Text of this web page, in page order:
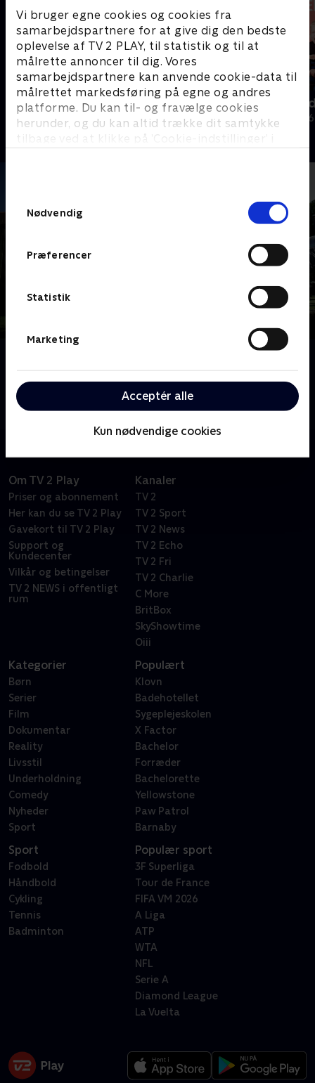
Vi bruger egne cookies og cookies fra
samarbejdspartnere for at give dig den bedste
oplevelse af TV 2 PLAY, til statistik og til at
målrette annoncer til dig. Vores
samarbejdspartnere kan anvende cookie-data til
målrettet markedsføring på egne og andres
platforme. Du kan til- og fravælge cookies
herunder, og du kan altid trække dit samtykke
tilbage ved at klikke på ’Cookie-indstillinger’ i
Nødvendig
Præferencer
Statistik
Marketing
Acceptér alle
Kun nødvendige cookies
Megafamilie - mor, far og 16 børn
Dokumentar • 1 sæsoner
De sjældne
Dokumentar •
familie. Noel og Sue har 22 børn i alle aldre. Følg med
i deres travle liv på godt og ondt.
Om TV 2 Play
Priser og abonnement
Her kan du se TV 2 Play
Gavekort til TV 2 Play
Support og
Kundecenter
Vilkår og betingelser
TV 2 NEWS i offentligt
rum
Kanaler
TV 2
TV 2 Sport
TV 2 News
TV 2 Echo
TV 2 Fri
TV 2 Charlie
C More
BritBox
SkyShowtime
Oiii
Kategorier
Børn
Serier
Film
Dokumentar
Reality
Livsstil
Underholdning
Comedy
Nyheder
Sport
Populært
Klovn
Badehotellet
Sygeplejeskolen
X Factor
Bachelor
Forræder
Bachelorette
Yellowstone
Paw Patrol
Barnaby
Sport
Fodbold
Håndbold
Cykling
Tennis
Badminton
Populær sport
3F Superliga
Tour de France
FIFA VM 2026
A Liga
ATP
WTA
NFL
Serie A
Diamond League
La Vuelta